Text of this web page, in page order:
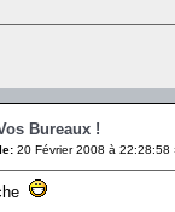
Bureaux !
20 Février 2008 à 22:28:58